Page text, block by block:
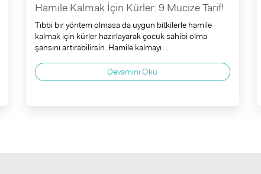
Hamile Kalmak İçin Kürler: 9 Mucize Tarif!
Tıbbi bir yöntem olmasa da uygun bitkilerle hamile
kalmak için kürler hazırlayarak çocuk sahibi olma
şansını artırabilirsin. Hamile kalmayı ...
Devamını Oku